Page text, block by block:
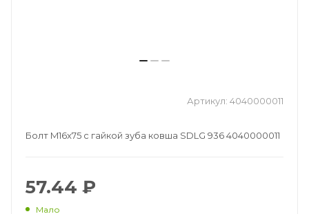
Артикул: 4040000011
Болт M16x75 с гайкой зуба ковша SDLG 936 4040000011
57.44 ₽
Мало